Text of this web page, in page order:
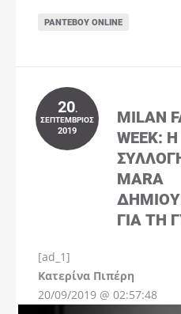
ΡΑΝΤΕΒΟΎ ONLINE
20.
ΣΕΠΤΈΜΒΡΙΟΣ
2019
MILAN
WEEK:
MARA
ΓΙΑ ΤΗ
[ad_1]
Kατερίνα Πιπέρη
20/09/2019 @ 02:57:48